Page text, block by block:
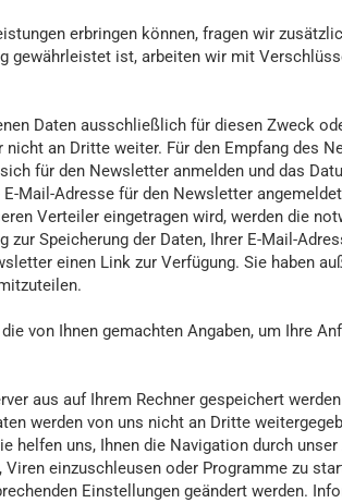
erbringen können, fragen wir
gewährleistet ist, arbeiten wir mit
Daten ausschließlich für diesen Zweck
an Dritte weiter. Für den Empfang des
für den Newsletter anmelden und das
Mail-Adresse für den Newsletter
Verteiler eingetragen wird, werden die
Speicherung der Daten, Ihrer E-Mail-
einen Link zur Verfügung. Sie haben
von Ihnen gemachten Angaben, um Ihre
aus auf Ihrem Rechner gespeichert
werden von uns nicht an Dritte
uns, Ihnen die Navigation durch
einzuschleusen oder Programme zu
Einstellungen geändert werden.